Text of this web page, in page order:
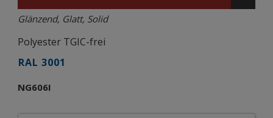
Glänzend, Glatt, Solid
Polyester TGIC-frei
RAL 3001
NG606I